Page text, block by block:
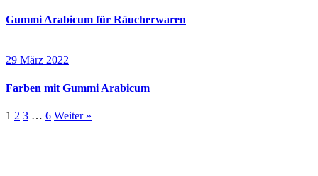
Gummi Arabicum für Räucherwaren
29 März 2022
Farben mit Gummi Arabicum
1 2 3 … 6 Weiter »